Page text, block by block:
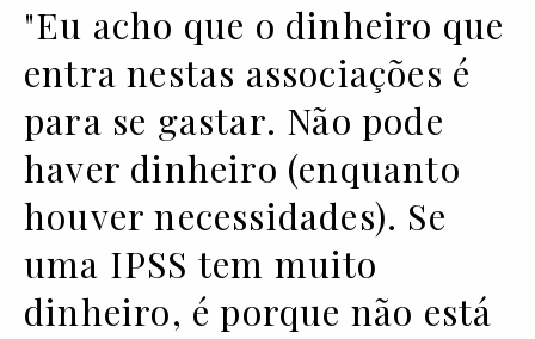
"Eu acho que o dinheiro que
entra nestas associações é
para se gastar. Não pode
haver dinheiro (enquanto
houver necessidades). Se
uma IPSS tem muito
dinheiro, é porque não está